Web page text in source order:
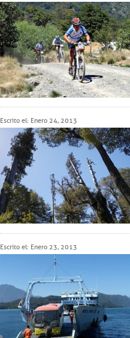
Escrito el: Enero 24, 2013
Escrito el: Enero 23, 2013